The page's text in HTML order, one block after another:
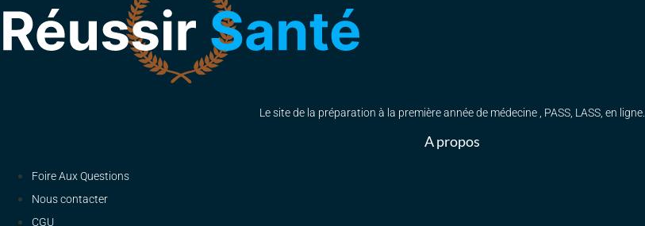
Le site de la préparation à la première année de médecine , PASS, LASS, en ligne.
A propos
Foire Aux Questions
Nous contacter
CGU